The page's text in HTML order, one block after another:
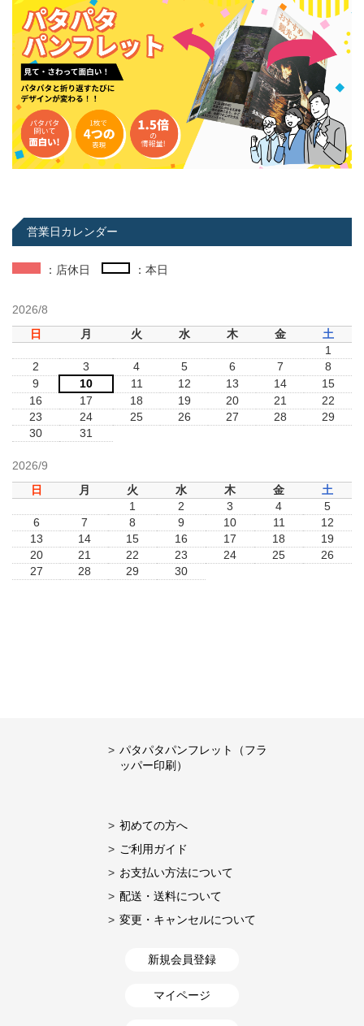
営業日カレンダー
：店休日 ：本日
2026/8
日
月 火 水 木 金
土
1
2
3 4 5 6 7
8
9
10 11 12 13 14
15
16
17 18 19 20 21
22
23
24 25 26 27 28
29
30
31
2026/9
日
月 火 水 木 金
土
1
2 3 4
5
6
7 8 9 10 11
12
13
14 15 16 17 18
19
20
21 22 23 24 25
26
27
28 29 30
パタパタパンフレット（フラ
ッパー印刷）
初めての方へ
ご利用ガイド
お支払い方法について
配送・送料について
変更・キャンセルについて
新規会員登録
マイページ